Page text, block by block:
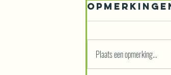
Plaats een opmerking...